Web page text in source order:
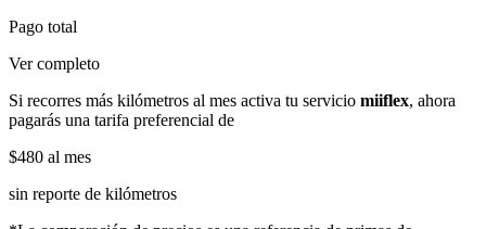
Pago total
Ver completo
Si recorres más kilómetros al mes activa tu servicio miiflex, ahora
pagarás una tarifa preferencial de
$480 al mes
sin reporte de kilómetros